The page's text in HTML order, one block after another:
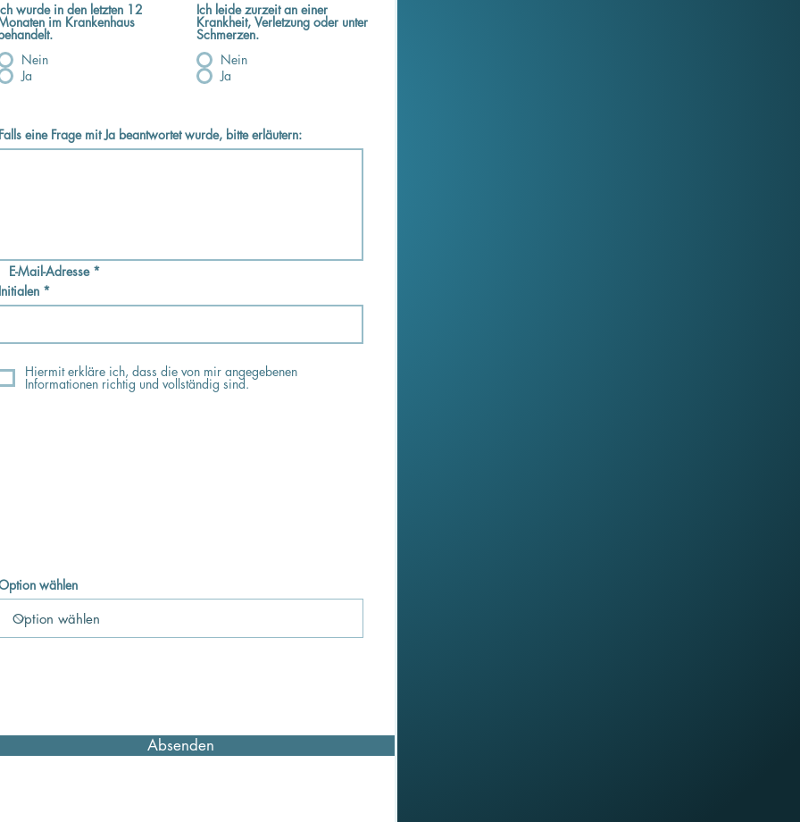
wurde in den letzten 12
im Krankenhaus
Nein
Ja
Ich leide zurzeit an einer
Krankheit, Verletzung oder unter
Schmerzen.
Nein
Ja
eine Frage mit Ja beantwortet wurde, bitte erläutern:
E-Mail-Adresse
Hiermit erkläre ich, dass die von mir angegebenen
Informationen richtig und vollständig sind.
wählen
Absenden